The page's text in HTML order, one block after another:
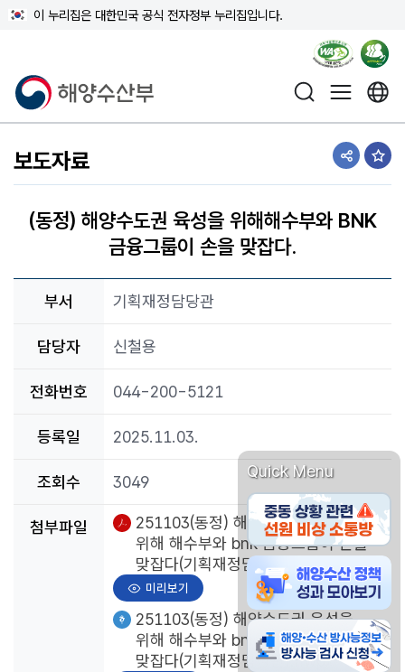
이 누리집은 대한민국 공식 전자정부 누리집입니다.
해양수산부
보도자료 공유하
즐
(동정) 해양수도권 육성을 위해해수부와 BNK
금융그룹이 손을 맞잡다.
부서 기획재정담당관
담당자 신철용
전화번호 044-200-5121
등록일 2025.11.03.
조회수 3049
첨부파일 pdf파일
251103(동정) 해양수도권 육성을
위해 해수부와 bnk 금융그룹이 손을
맞잡다(기획재정담당관).pdf
미리보기
한글파일
251103(동정) 해양수도권 육성을
위해 해수부와 bnk 금융그룹이 손을
맞잡다(기획재정담당관).hwpx
Quick Menu
중동 상황관련 선원 비
해양수산물 방사능 안전
해양수산물 방사능정보